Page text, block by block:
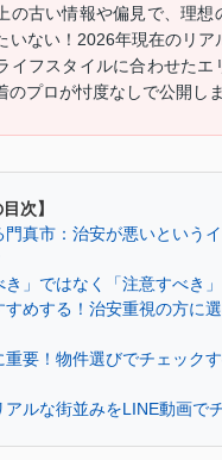
の古い情報や偏見で、理想
いない！2026年現在のリア
イフスタイルに合わせたエ
のプロが忖度なしで公開しま
次】
門真市：治安が悪いという
き」ではなく「注意すべき
すめする！治安重視の方に
重要！物件選びでチェック
ルな街並みをLINE動画で